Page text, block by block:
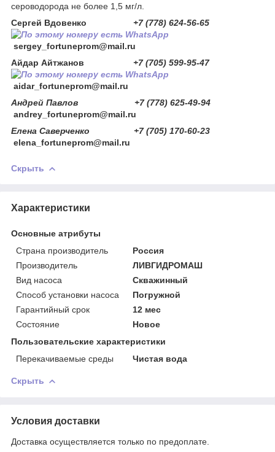
сероводорода не более 1,5 мг/л.
Сергей Вдовенко
+7 (778) 624-56-65
sergey_fortuneprom@mail.ru
Айдар Айтжанов
+7 (705) 599-95-47
aidar_fortuneprom@mail.ru
Андрей Павлов +7 (778) 625-49-94
andrey_fortuneprom@mail.ru
Елена Саверченко +7 (705) 170-60-23
elena_fortuneprom@mail.ru
Скрыть
Характеристики
Основные атрибуты
Страна производитель
Россия
Производитель
ЛИВГИДРОМАШ
Вид насоса
Скважинный
Способ установки насоса
Погружной
Гарантийный срок
12 мес
Состояние
Новое
Пользовательские характеристики
Перекачиваемые среды
Чистая вода
Скрыть
Условия доставки
Доставка осуществляется только по предоплате.